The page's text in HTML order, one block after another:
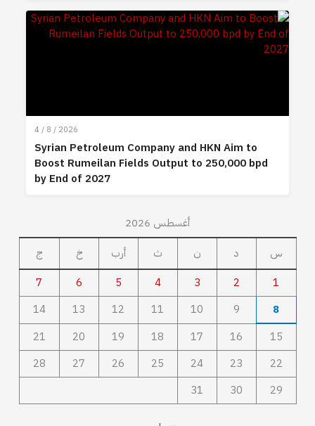
4 / 8 / 2026
Syrian Petroleum Company and HKN Aim to
Boost Rumeilan Fields Output to 250,000 bpd
by End of 2027
أغسطس 2026
س
د ن ث أرب خ
ج
1
2
3
4
5
6
7
8
9
10
11
12
13
14
15
16
17
18
19
20
21
22
23
24
25
26
27
28
29
30
31